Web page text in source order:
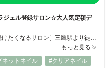
ジェル登録サロン☆大人気定額デ
［ダメージレスに特化した長く通い続けたくなるサロン］三鷹駅より徒歩4分◎まつ毛に負担をかけないフラットラッシュと、自爪を削らないパラジェルを取り扱い。専門店ならではの正しい技術でお爪やまつ毛を傷ませず、お客様のライフスタイルやお悩み・なりたい雰囲気に合わせたカウンセリングを大切にしています。事前にご相談いただければ同時施術も可能！お気軽にご相談ください♪
もっと見る
ネットネイル
#クリアネイル